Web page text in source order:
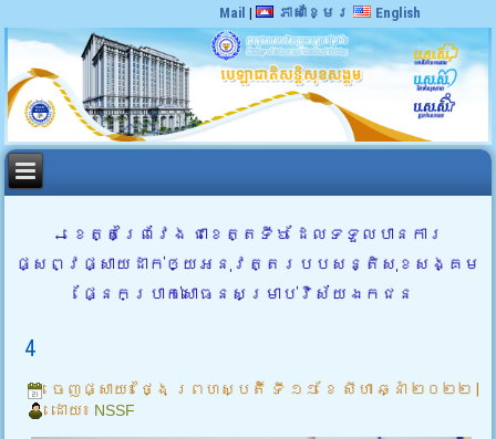
Mail | ភាសាខ្មែរ English
← ខេត្តព្រៃវែង ជាខេត្តទី៦ ដែលទទួលបានការ
ផ្សព្វផ្សាយដាក់ឲ្យអនុវត្តរបបសន្តិសុខសង្គម
ផ្នែកប្រាក់សោធនសម្រាប់វិស័យឯកជន
4
ចេញផ្សាយ៖ ថ្ងៃ ព្រហស្បតិ៍ ទី ១១ ខែ សីហា ឆ្នាំ ២០២២
ដោយ៖ NSSF